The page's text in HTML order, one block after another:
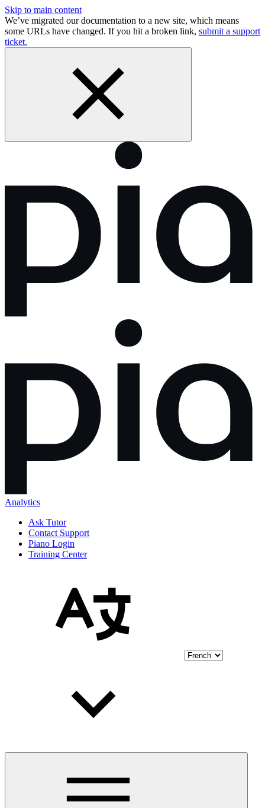
Skip to main content
We’ve migrated our documentation to a new site, which means
some URLs have changed. If you hit a broken link, submit a support
ticket.
Analytics
Ask Tutor
Contact Support
Piano Login
Training Center